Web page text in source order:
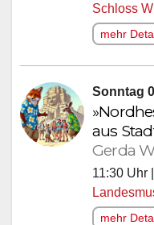
Schloss
mehr
Sonntag
aus
Gerda
11:30 Uhr |
mehr